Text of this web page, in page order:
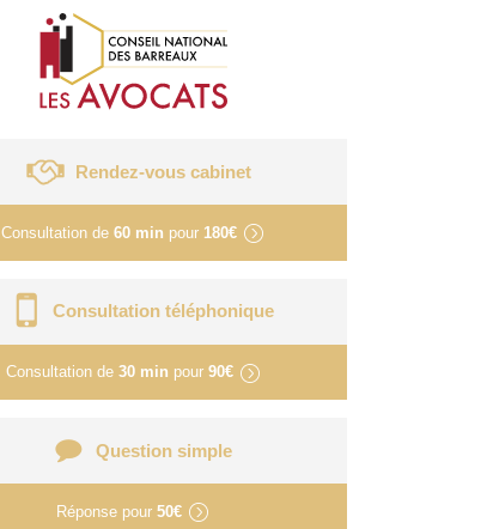
Rendez-vous cabinet
Consultation de60 min pour 180€
Consultation téléphonique
Consultation de 30 min pour 90€
Question simple
Réponse pour50€